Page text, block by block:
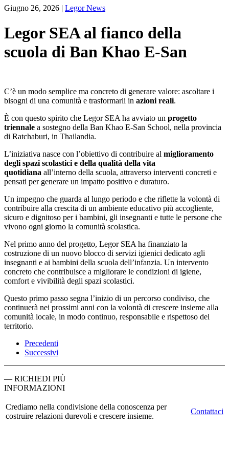
Giugno 26, 2026 | Legor News
Legor SEA al fianco della
scuola di Ban Khao E-San
C’è un modo semplice ma concreto di generare valore: ascoltare i
bisogni di una comunità e trasformarli in azioni reali.
È con questo spirito che Legor SEA ha avviato un progetto
triennale a sostegno della Ban Khao E-San School, nella provincia
di Ratchaburi, in Thailandia.
L’iniziativa nasce con l’obiettivo di contribuire al miglioramento
degli spazi scolastici e della qualità della vita
quotidiana all’interno della scuola, attraverso interventi concreti e
pensati per generare un impatto positivo e duraturo.
Un impegno che guarda al lungo periodo e che riflette la volontà di
contribuire alla crescita di un ambiente educativo più accogliente,
sicuro e dignitoso per i bambini, gli insegnanti e tutte le persone che
vivono ogni giorno la comunità scolastica.
Nel primo anno del progetto, Legor SEA ha finanziato la
costruzione di un nuovo blocco di servizi igienici dedicato agli
insegnanti e ai bambini della scuola dell’infanzia. Un intervento
concreto che contribuisce a migliorare le condizioni di igiene,
comfort e vivibilità degli spazi scolastici.
Questo primo passo segna l’inizio di un percorso condiviso, che
continuerà nei prossimi anni con la volontà di crescere insieme alla
comunità locale, in modo continuo, responsabile e rispettoso del
territorio.
Precedenti
Successivi
— RICHIEDI PIÙ
INFORMAZIONI
Crediamo nella condivisione della conoscenza per
costruire relazioni durevoli e crescere insieme.
Contattaci